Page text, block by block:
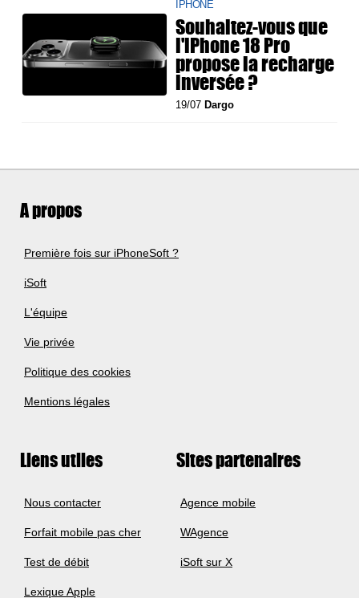
IPHONE
Souhaitez-vous que
l'iPhone 18 Pro
propose la recharge
inversée ?
19/07 Dargo
A propos
Première fois sur iPhoneSoft ?
iSoft
L'équipe
Vie privée
Politique des cookies
Mentions légales
Liens utiles
Nous contacter
Forfait mobile pas cher
Test de débit
Lexique Apple
Sites partenaires
Agence mobile
WAgence
iSoft sur X